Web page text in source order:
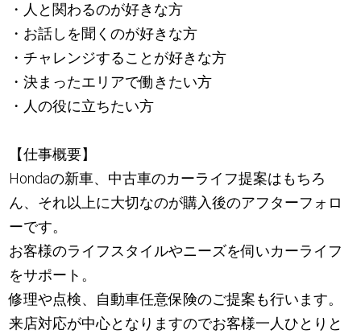
・人と関わるのが好きな方
・お話しを聞くのが好きな方
・チャレンジすることが好きな方
・決まったエリアで働きたい方
・人の役に立ちたい方
【仕事概要】
Hondaの新車、中古車のカーライフ提案はもちろ
ん、それ以上に大切なのが購入後のアフターフォロ
ーです。
お客様のライフスタイルやニーズを伺いカーライフ
をサポート。
修理や点検、自動車任意保険のご提案も行います。
来店対応が中心となりますのでお客様一人ひとりと